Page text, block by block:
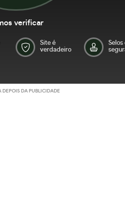
verificar
Site é
verdadeiro
Selos
DEPOIS DA PUBLICIDADE